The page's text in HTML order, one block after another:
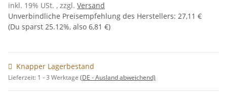
inkl. 19% USt. , zzgl. Versand
Unverbindliche Preisempfehlung des Herstellers: 27,11 €
(Du sparst 25.12%, also 6,81 €)
Knapper Lagerbestand
Lieferzeit: 1 - 3 Werktage (DE - Ausland abweichend)